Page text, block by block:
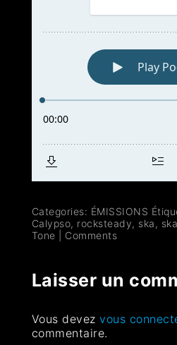
Categories: ÉMISSIONS
Calypso, rocksteady, ska ,
Tone
Comments
Laisser un
Vous devezvous
commentaire.